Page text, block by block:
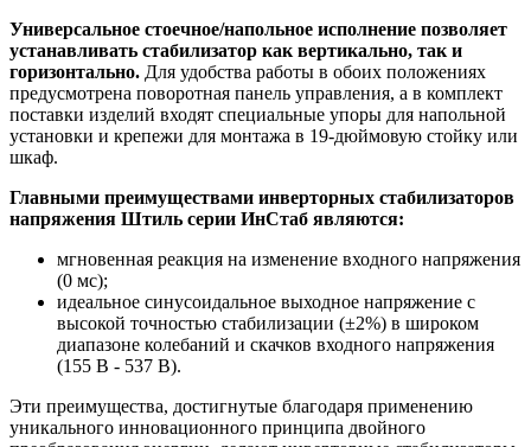
Универсальное стоечное/напольное исполнение позволяет
устанавливать стабилизатор как вертикально, так и
горизонтально. Для удобства работы в обоих положениях
предусмотрена поворотная панель управления, а в комплект
поставки изделий входят специальные упоры для напольной
установки и крепежи для монтажа в 19-дюймовую стойку или
шкаф.
Главными преимуществами инверторных стабилизаторов
напряжения Штиль серии ИнСтаб являются:
мгновенная реакция на изменение входного напряжения
(0 мс);
идеальное синусоидальное выходное напряжение с
высокой точностью стабилизации (±2%) в широком
диапазоне колебаний и скачков входного напряжения
(155 В - 537 В).
Эти преимущества, достигнутые благодаря применению
уникального инновационного принципа двойного